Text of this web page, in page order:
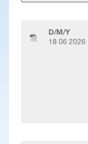
D/M/Y
18 06 2026